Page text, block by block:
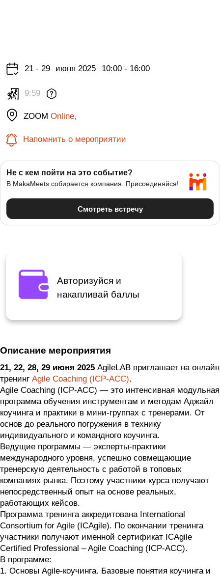
21 - 29 июня 2025 10:00 - 16:00
9:59
ZOOMOnline,
Напомнить о мероприятии
Авторизуйся и
накапливай баллы
Описание мероприятия
21, 22, 28, 29 июня 2025 AgileLAB приглашает на онлайн
тренинг Agile Coaching (ICP-ACC).
Agile Coaching (ICP-ACC) — это интенсивная модульная
программа обучения инструментам и методам Аджайл
коучинга и практики в мини-группах с тренерами. От
основ до реального погружения в технику
индивидуального и командного коучинга.
Ведущие программы — эксперты-практики
международного уровня, успешно совмещающие
тренерскую деятельность с работой в топовых
компаниях рынка. Поэтому участники курса получают
непосредственный опыт на основе реальных,
работающих кейсов.
Программа тренинга аккредитована International
Consortium for Agile (ICAgile). По окончании тренинга
участники получают именной сертификат ICAgile
Certified Professional – Agile Coaching (ICP-ACC).
В программе:
1. Основы Agile-коучинга. Базовые понятия коучинга и